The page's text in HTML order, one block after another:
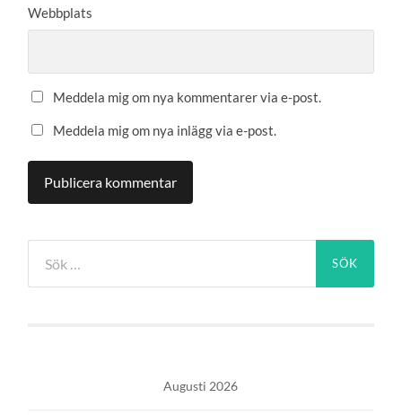
Webbplats
Meddela mig om nya kommentarer via e-post.
Meddela mig om nya inlägg via e-post.
efter:
Augusti 2026